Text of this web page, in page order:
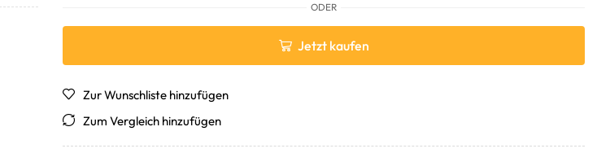
ODER
Jetzt kaufen
Zur Wunschliste hinzufügen
Zum Vergleich hinzufügen